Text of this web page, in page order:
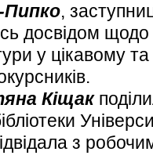
,
досвідом
у цікавому
Кіщак
з